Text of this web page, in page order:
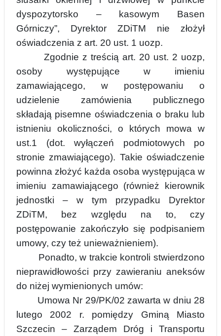
dyspozytorsko – kasowym Basen
Górniczy”, Dyrektor ZDiTM nie złożył
oświadczenia z art. 20 ust. 1 uozp.
Zgodnie z treścią art. 20 ust. 2 uozp,
osoby występujące w imieniu
zamawiającego, w postępowaniu o
udzielenie zamówienia publicznego
składają pisemne oświadczenia o braku lub
istnieniu okoliczności, o których mowa w
ust.1 (dot. wyłączeń podmiotowych po
stronie zmawiającego). Takie oświadczenie
powinna złożyć każda osoba występująca w
imieniu zamawiającego (również kierownik
jednostki – w tym przypadku Dyrektor
ZDiTM, bez względu na to, czy
postępowanie zakończyło się podpisaniem
umowy, czy też unieważnieniem).
Ponadto, w trakcie kontroli stwierdzono
nieprawidłowości przy zawieraniu aneksów
do niżej wymienionych umów:
Umowa Nr 29/PK/02 zawarta w dniu 28
lutego 2002 r. pomiędzy Gminą Miasto
Szczecin – Zarządem Dróg i Transportu